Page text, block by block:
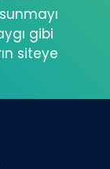
gibi
siteye